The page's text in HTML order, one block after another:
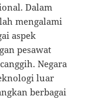
Dalam
mengalami
aspek
pesawat
Negara
luar
berbagai